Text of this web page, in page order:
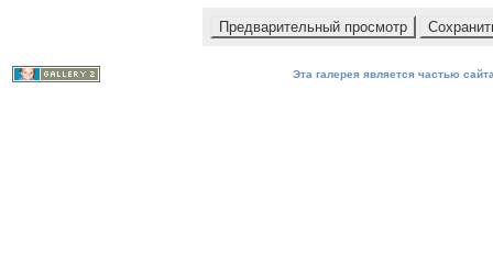
Эта галерея является частью